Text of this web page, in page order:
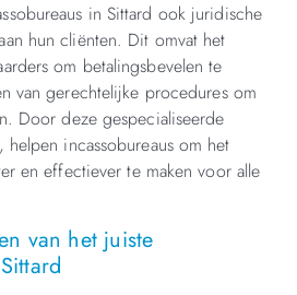
in Sittard ook juridische
hun cliënten. Dit omvat het
om betalingsbevelen te
van gerechtelijke procedures om
Door deze gespecialiseerde
incassobureaus om het
en effectiever te maken voor alle
van het juiste